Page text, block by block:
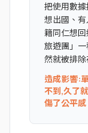
把使用數
想出國、
籍同仁想
旅遊團」
然就被排除
造成影響:
不到,久了
傷了公平感